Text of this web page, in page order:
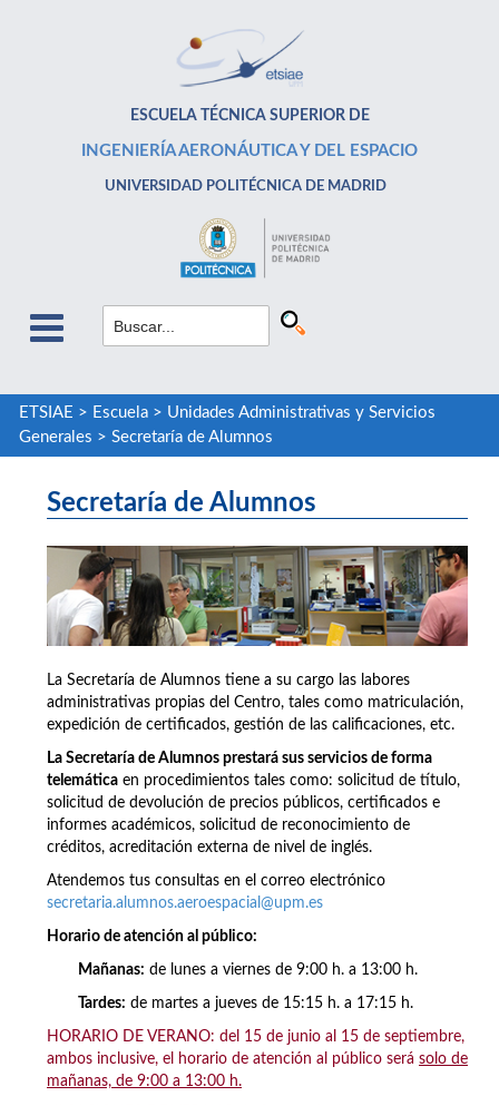
ESCUELA TÉCNICA SUPERIOR DE
INGENIERÍA AERONÁUTICA Y DEL ESPACIO
UNIVERSIDAD POLITÉCNICA DE MADRID
ETSIAE > Escuela> Unidades Administrativas y Servicios
Generales > Secretaría de Alumnos
Secretaría de Alumnos
La Secretaría de Alumnos tiene a su cargo las labores
administrativas propias del Centro, tales como matriculación,
expedición de certificados, gestión de las calificaciones, etc.
La Secretaría de Alumnos prestará sus servicios de forma
telemática en procedimientos tales como: solicitud de título,
solicitud de devolución de precios públicos, certificados e
informes académicos, solicitud de reconocimiento de
créditos, acreditación externa de nivel de inglés.
Atendemos tus consultas en el correo electrónico
secretaria.alumnos.aeroespacial@upm.es
Horario de atención al público:
Mañanas: de lunes a viernes de 9:00 h. a 13:00 h.
Tardes: de martes a jueves de 15:15 h. a 17:15 h.
HORARIO DE VERANO: del 15 de junio al 15 de septiembre,
ambos inclusive, el horario de atención al público será solo de
mañanas, de 9:00 a 13:00 h.